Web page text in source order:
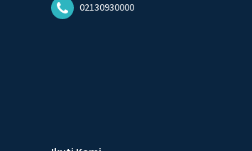
02130930000